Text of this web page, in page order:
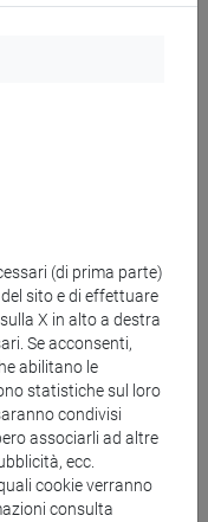
(di prima parte)
sito e di effettuare
X in alto a destra
Se acconsenti,
abilitano le
statistiche sul loro
condivisi
associarli ad altre
ecc.
cookie verranno
consulta